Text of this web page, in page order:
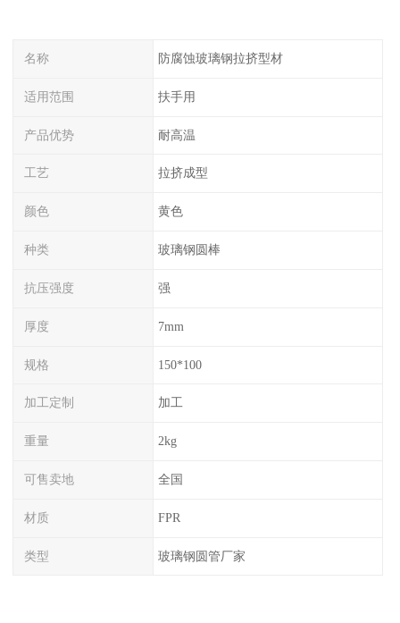
名称 防腐蚀玻璃钢拉挤型材
适用范围 扶手用
产品优势 耐高温
工艺 拉挤成型
颜色 黄色
种类 玻璃钢圆棒
抗压强度 强
厚度 7mm
规格 150*100
加工定制 加工
重量 2kg
可售卖地 全国
材质 FPR
类型 玻璃钢圆管厂家